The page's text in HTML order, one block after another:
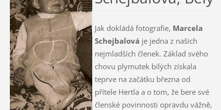
Jak dokládá fotografie, Marcela
Schejbalová je jedna z našich
nejmladších členek. Základ svého
chovu plymutek bílých získala
teprve na začátku března od
přítele Hertla a o tom, že bere své
členské povinnosti opravdu vážně,